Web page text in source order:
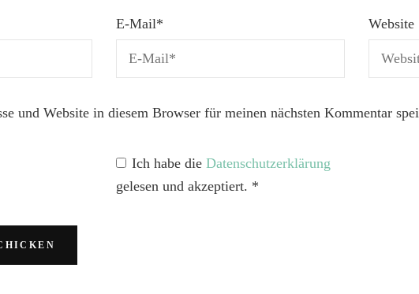
E-Mail* Website
und Website in diesem Browser für meinen nächsten Kommentar
Ich habe die Datenschutzerklärung
gelesen und akzeptiert. *